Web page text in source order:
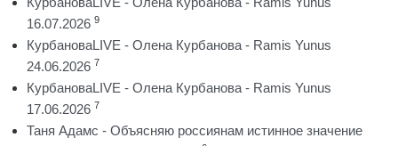
16.07.2026 9
КурбановаLIVE - Олена Курбанова - Ramis Yunus
24.06.2026 7
КурбановаLIVE - Олена Курбанова - Ramis Yunus
17.06.2026 7
Таня Адамс - Объясняю россиянам истинное значение